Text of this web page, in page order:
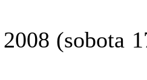
(sobota